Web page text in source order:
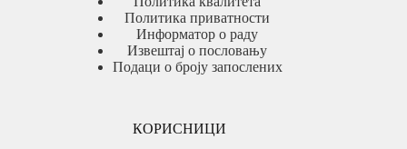
Политика приватности
Информатор о раду
Извештај о пословању
Подаци о броју запослених
КОРИСНИЦИ